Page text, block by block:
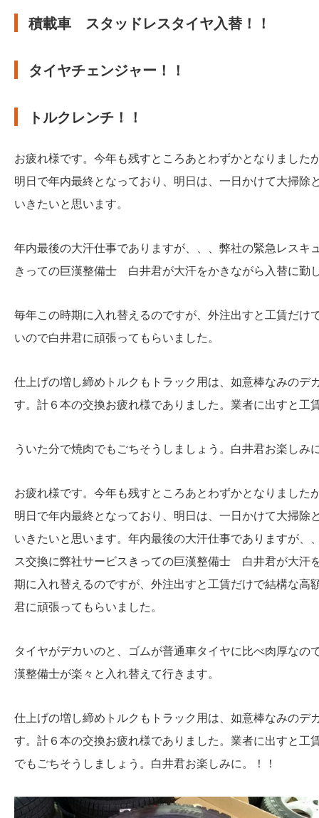
積載車 スタッドレスタイヤ入替！！
タイヤチェンジャー！！
トルクレンチ！！
お疲れ様です。今年も残すところあとわずかとなりまし
明日で年内最終となっており、明日は、一日かけて大掃
いきたいと思います。
年内最後の大汗仕事でありますが、、、弊社の緊急レス
きっての巨漢整備士 白井君が大汗をかきながら入替に勤
毎年この時期に入れ替えるのですが、外注出すと工賃だけ
いので白井君に頑張ってもらいました。
仕上げの増し締めトルクもトラック用は、如意棒なみのデ
す。計６本の交換お疲れ様でありました。業者に出すと工
ういた分で焼肉でもごちそうしましょう。白井君お楽しみ
お疲れ様です。今年も残すところあとわずかとなりまし
明日で年内最終となっており、明日は、一日かけて大掃
いきたいと思います。年内最後の大汗仕事でありますが
ス交換に弊社サービスきっての巨漢整備士 白井君が大汗
期に入れ替えるのですが、外注出すと工賃だけで結構な高
君に頑張ってもらいました。
タイヤがデカいのと、ゴムが普通車タイヤに比べ肉厚な
漢整備士が楽々と入れ替えて行きます。
仕上げの増し締めトルクもトラック用は、如意棒なみのデ
す。計６本の交換お疲れ様でありました。業者に出すと工
でもごちそうしましょう。白井君お楽しみに。！！